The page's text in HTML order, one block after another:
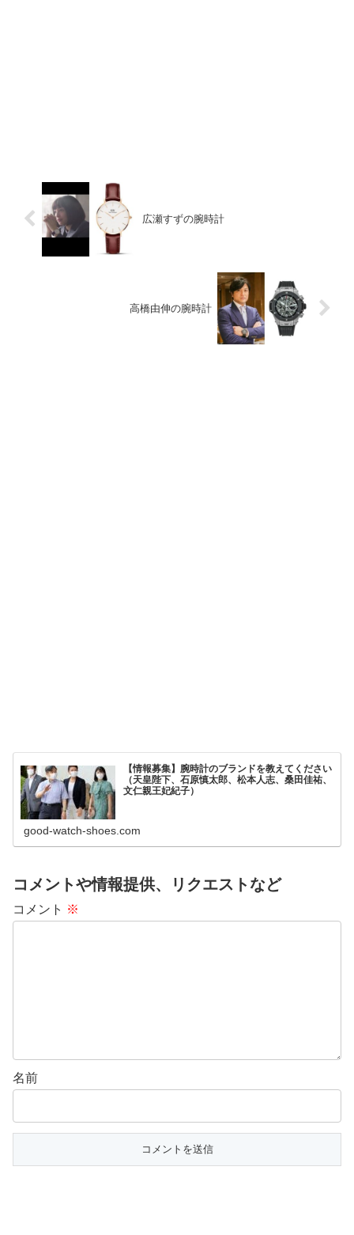
広瀬すずの腕時計
高橋由伸の腕時計
【情報募集】腕時計のブランドを教えてください
（天皇陛下、石原慎太郎、松本人志、桑田佳祐、
文仁親王妃紀子）
good-watch-shoes.com
コメントや情報提供、リクエストなど
コメント ※
名前